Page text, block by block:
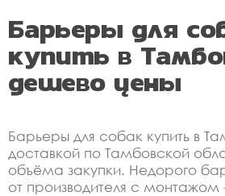
Барьеры для
купить в
дешево цены
Барьеры для собак купить в
доставкой по Тамбовской
объёма закупки. Недорого
от производителя с монтажом